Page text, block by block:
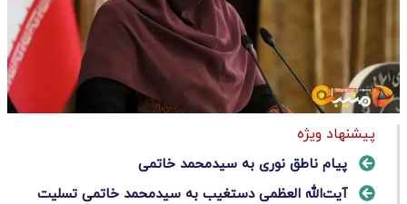
پیشنهاد ویژه
پیام ناطق نوری به سیدمحمد خاتمی
آیت‌الله العظمی دستغیب به سیدمحمد خاتمی تسلیت